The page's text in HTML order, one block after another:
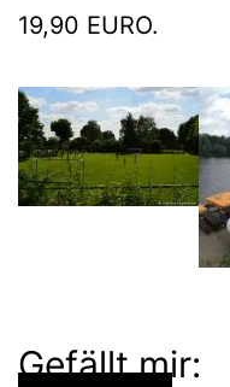
19,90 EURO.
Gefällt mir: